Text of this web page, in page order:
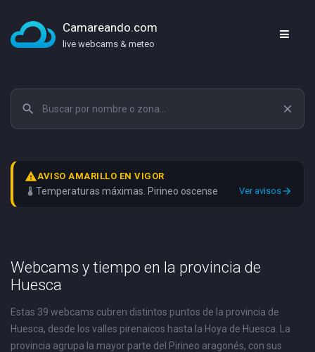
Camareando.com
live webcams & meteo
search close
warningAVISO AMARILLO EN VIGOR
thermostat Temperaturas máximas. Pirineo oscense Ver avisosarrow_forward
Webcams y tiempo en la provincia de
Huesca
Estas 39 webcams cubren distintos puntos de la provincia de
Huesca, desde los valles pirenaicos hasta la Hoya de Huesca. La
provincia agrupa la mayor parte del Pirineo aragonés, con sus